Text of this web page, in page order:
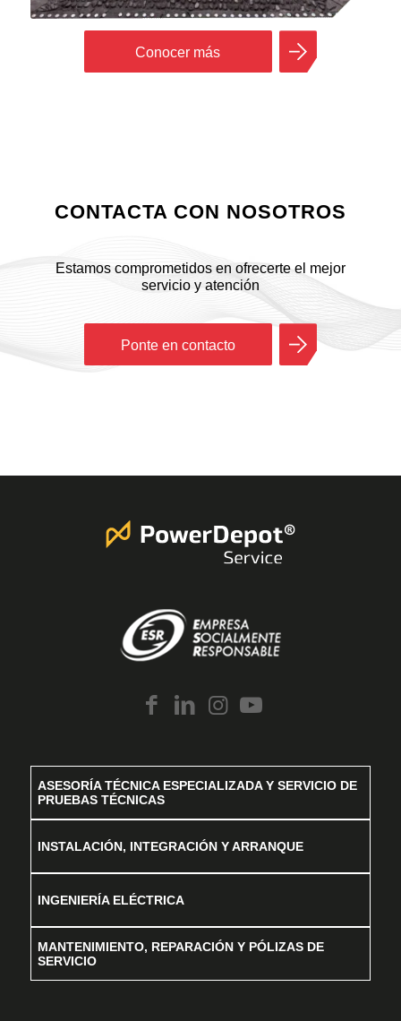
Conocer más
CONTACTA CON NOSOTROS
Estamos comprometidos en ofrecerte el mejor
servicio y atención
Ponte en contacto
ASESORÍA TÉCNICA ESPECIALIZADA Y SERVICIO DE
PRUEBAS TÉCNICAS
INSTALACIÓN, INTEGRACIÓN Y ARRANQUE
INGENIERÍA ELÉCTRICA
MANTENIMIENTO, REPARACIÓN Y PÓLIZAS DE
SERVICIO